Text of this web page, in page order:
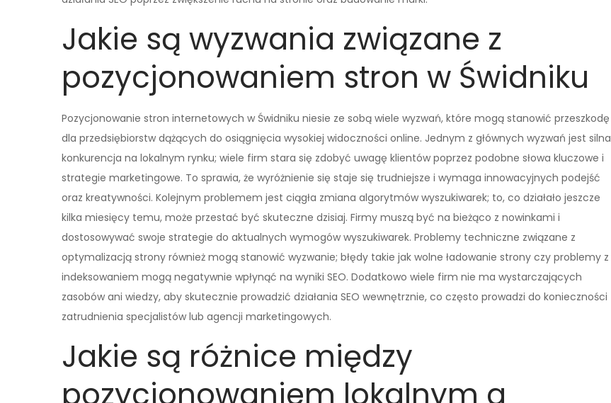
Jakie są wyzwania związane z
pozycjonowaniem stron w Świdniku
Pozycjonowanie stron internetowych w Świdniku niesie ze sobą wiele wyzwań, które mogą stanowić przeszkodę
dla przedsiębiorstw dążących do osiągnięcia wysokiej widoczności online. Jednym z głównych wyzwań jest silna
konkurencja na lokalnym rynku; wiele firm stara się zdobyć uwagę klientów poprzez podobne słowa kluczowe i
strategie marketingowe. To sprawia, że wyróżnienie się staje się trudniejsze i wymaga innowacyjnych podejść
oraz kreatywności. Kolejnym problemem jest ciągła zmiana algorytmów wyszukiwarek; to, co działało jeszcze
kilka miesięcy temu, może przestać być skuteczne dzisiaj. Firmy muszą być na bieżąco z nowinkami i
dostosowywać swoje strategie do aktualnych wymogów wyszukiwarek. Problemy techniczne związane z
optymalizacją strony również mogą stanowić wyzwanie; błędy takie jak wolne ładowanie strony czy problemy z
indeksowaniem mogą negatywnie wpłynąć na wyniki SEO. Dodatkowo wiele firm nie ma wystarczających
zasobów ani wiedzy, aby skutecznie prowadzić działania SEO wewnętrznie, co często prowadzi do konieczności
zatrudnienia specjalistów lub agencji marketingowych.
Jakie są różnice między
pozycjonowaniem lokalnym a